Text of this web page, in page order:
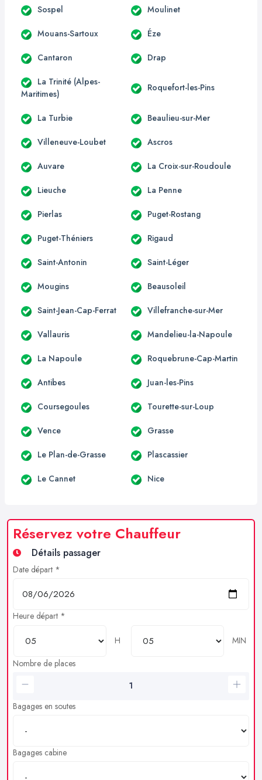
Sospel Moulinet
Mouans-Sartoux Éze
Cantaron Drap
La Trinité (Alpes-
Maritimes)
Roquefort-les-Pins
La Turbie Beaulieu-sur-Mer
Villeneuve-Loubet Ascros
Auvare La Croix-sur-Roudoule
Lieuche La Penne
Pierlas Puget-Rostang
Puget-Théniers Rigaud
Saint-Antonin Saint-Léger
Mougins Beausoleil
Saint-Jean-Cap-Ferrat Villefranche-sur-Mer
Vallauris Mandelieu-la-Napoule
La Napoule Roquebrune-Cap-Martin
Antibes Juan-les-Pins
Coursegoules Tourette-sur-Loup
Vence Grasse
Le Plan-de-Grasse Plascassier
Le Cannet Nice
Réservez votre Chauffeur
Détails passager
Date départ *
Heure départ *
H
MIN
Nombre de places
Bagages en soutes
Bagages cabine